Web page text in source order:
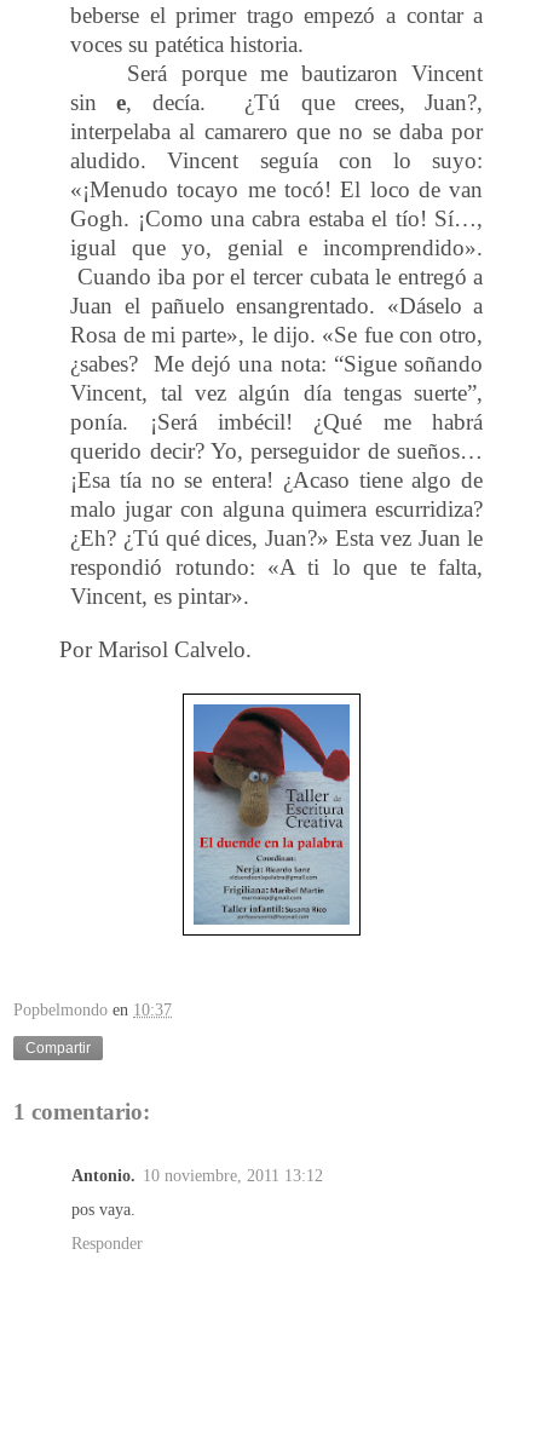
beberse el primer trago empezó a contar a
voces su patética historia.
Será porque me bautizaron Vincent
sin e, decía.
¿Tú que crees, Juan?,
interpelaba al camarero que no se daba por
aludido. Vincent seguía con lo suyo:
«¡Menudo tocayo me tocó! El loco de van
Gogh. ¡Como una cabra estaba el tío! Sí…,
igual que yo, genial e incomprendido».
Cuando iba por el tercer cubata le entregó a
Juan el pañuelo ensangrentado. «Dáselo a
Rosa de mi parte», le dijo. «Se fue con otro,
¿sabes?
Me dejó una nota: “Sigue soñando
Vincent, tal vez algún día tengas suerte”,
ponía. ¡Será imbécil! ¿Qué me habrá
querido decir? Yo, perseguidor de sueños…
¡Esa tía no se entera! ¿Acaso tiene algo de
malo jugar con alguna quimera escurridiza?
¿Eh? ¿Tú qué dices, Juan?» Esta vez Juan le
respondió rotundo: «A ti lo que te falta,
Vincent, es pintar».
Por Marisol Calvelo.
Popbelmondo en 10:37
Compartir
1 comentario:
Antonio. 10 noviembre, 2011 13:12
pos vaya.
Responder